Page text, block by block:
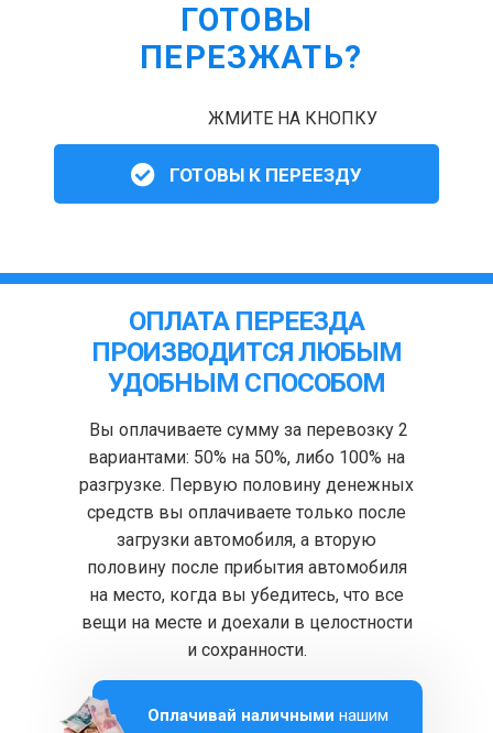
ГОТОВЫ
ПЕРЕЗЖАТЬ?
ЖМИТЕ НА КНОПКУ
ГОТОВЫ К ПЕРЕЕЗДУ
ОПЛАТА ПЕРЕЕЗДА
ПРОИЗВОДИТСЯ ЛЮБЫМ
УДОБНЫМ СПОСОБОМ
Вы оплачиваете сумму за перевозку 2
вариантами: 50% на 50%, либо 100% на
разгрузке. Первую половину денежных
средств вы оплачиваете только после
загрузки автомобиля, а вторую
половину после прибытия автомобиля
на место, когда вы убедитесь, что все
вещи на месте и доехали в целостности
и сохранности.
Оплачивай наличными нашим